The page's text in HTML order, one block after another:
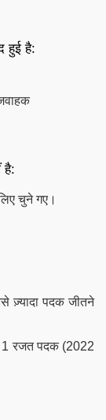
हुई है:
है:
चुने गए।
ज़्यादा पदक जीतने
1 रजत पदक (2022